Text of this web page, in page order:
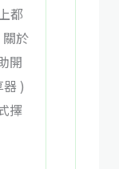
都
於
開
)
擇